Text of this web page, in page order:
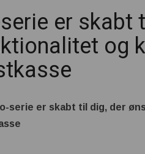
er skabt
og
serie er skabt til dig, der